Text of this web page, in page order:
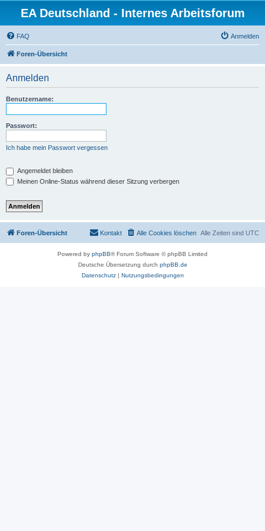
EA Deutschland - Internes Arbeitsforum
FAQ Anmelden
Foren-Übersicht
Anmelden
Benutzername:
Passwort:
Ich habe mein Passwort vergessen
Angemeldet bleiben
Meinen Online-Status während dieser Sitzung verbergen
Foren-Übersicht Alle Zeiten sind UTC
Alle Cookies löschen
Kontakt
Powered by phpBB® Forum Software © phpBB Limited
Deutsche Übersetzung durch phpBB.de
Datenschutz| Nutzungsbedingungen